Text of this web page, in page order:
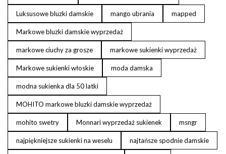
Luksusowe bluzki damskie mango ubrania mapped
Markowe bluzki damskie wyprzedaż
markowe ciuchy za grosze markowe sukienki wyprzedaż
Markowe sukienki włoskie moda damska
modna sukienka dla 50 latki
MOHITO markowe bluzki damskie wyprzedaż
mohito swetry Monnari wyprzedaż sukienek msngr
najpiękniejsze sukienki na weselu najtańsze spodnie damskie